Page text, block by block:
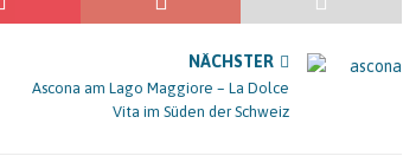
NÄCHSTER
Ascona am Lago Maggiore – La Dolce
Vita im Süden der Schweiz